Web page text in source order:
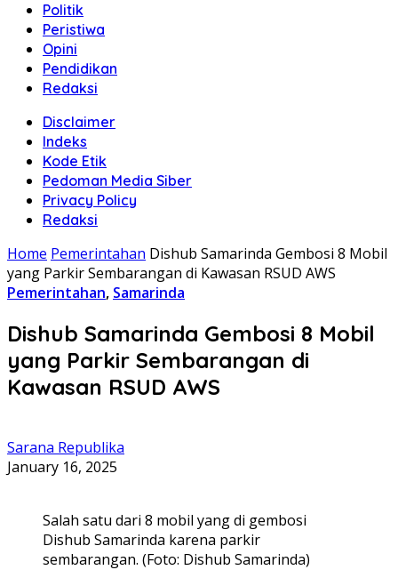
Politik
Peristiwa
Opini
Pendidikan
Redaksi
Disclaimer
Indeks
Kode Etik
Pedoman Media Siber
Privacy Policy
Redaksi
Home Pemerintahan Dishub Samarinda Gembosi 8 Mobil
yang Parkir Sembarangan di Kawasan RSUD AWS
Pemerintahan, Samarinda
Dishub Samarinda Gembosi 8 Mobil
yang Parkir Sembarangan di
Kawasan RSUD AWS
Sarana Republika
January 16, 2025
Salah satu dari 8 mobil yang di gembosi
Dishub Samarinda karena parkir
sembarangan. (Foto: Dishub Samarinda)